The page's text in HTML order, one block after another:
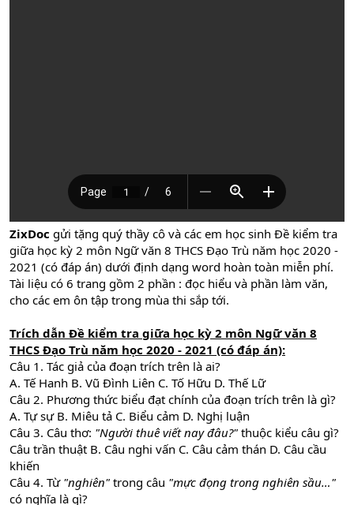
ZixDoc gửi tặng quý thầy cô và các em học sinh Đề kiểm tra
giữa học kỳ 2 môn Ngữ văn 8 THCS Đạo Trù năm học 2020 -
2021 (có đáp án) dưới định dạng word hoàn toàn miễn phí.
Tài liệu có 6 trang gồm 2 phần : đọc hiểu và phần làm văn,
cho các em ôn tập trong mùa thi sắp tới.
Trích dẫn Đề kiểm tra giữa học kỳ 2 môn Ngữ văn 8
THCS Đạo Trù năm học 2020 - 2021 (có đáp án):
Câu 1. Tác giả của đoạn trích trên là ai?
A. Tế Hanh B. Vũ Đình Liên C. Tố Hữu D. Thế Lữ
Câu 2. Phương thức biểu đạt chính của đoạn trích trên là gì?
A. Tự sự B. Miêu tả C. Biểu cảm D. Nghị luận
Câu 3. Câu thơ: "Người thuê viết nay đâu?" thuộc kiểu câu gì?
Câu trần thuật B. Câu nghi vấn C. Câu cảm thán D. Câu cầu
khiến
Câu 4. Từ "nghiên" trong câu "mực đọng trong nghiên sầu…"
có nghĩa là gì?